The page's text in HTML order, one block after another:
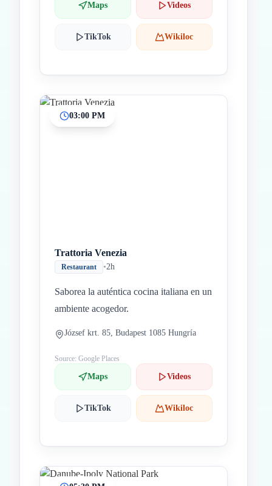
Maps Videos
TikTok Wikiloc
03:00 PM
Trattoria Venezia
Restaurant •2h
Saborea la auténtica cocina italiana en un
ambiente acogedor.
József krt. 85, Budapest 1085 Hungría
Source: Google Places
Maps Videos
TikTok Wikiloc